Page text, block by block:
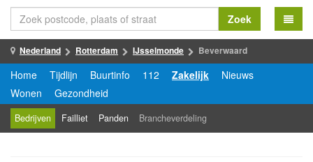
Zoek
Nederland Rotterdam IJsselmonde Beverwaard
Home Tijdlijn Buurtinfo 112 Zakelijk
Nieuws
Wonen
Gezondheid
Bedrijven Failliet Panden Brancheverdeling